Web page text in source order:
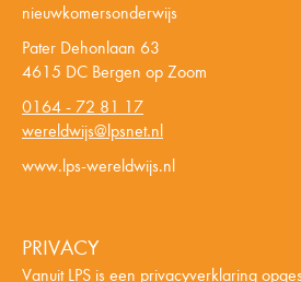
nieuwkomersonderwijs
Pater Dehonlaan 63
4615 DC Bergen op Zoom
0164 - 72 81 17
wereldwijs@lpsnet.nl
www.lps-wereldwijs.nl
PRIVACY
Vanuit LPS is een privacyverklaring